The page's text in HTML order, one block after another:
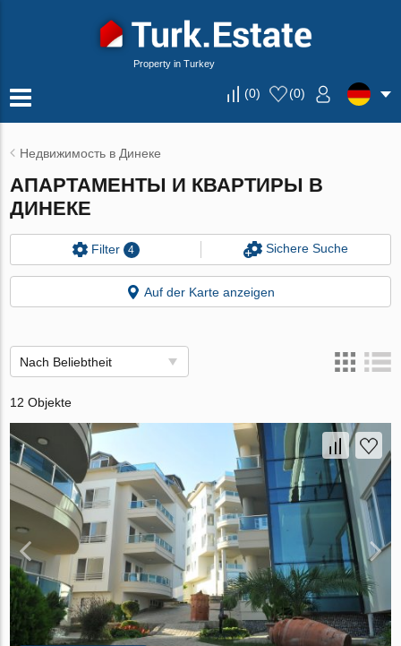
Property in Turkey
(0) (0)
Недвижимость в Динеке
АПАРТАМЕНТЫ И КВАРТИРЫ В
ДИНЕКЕ
Filter 4 Sichere Suche
Auf der Karte anzeigen
Nach Beliebtheit
12 Objekte